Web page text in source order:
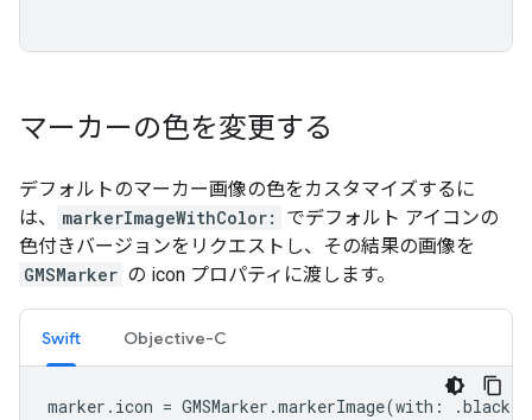
マーカーの色を変更する
デフォルトのマーカー画像の色をカスタマイズするに
は、
markerImageWithColor:
でデフォルト アイコンの
色付きバージョンをリクエストし、その結果の画像を
GMSMarker の icon プロパティに渡します。
Swift Objective-C
marker . icon = GMSMarker .markerImage(with : .black